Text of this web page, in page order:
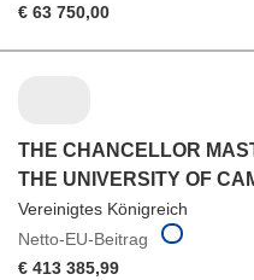
€ 63 750,00
THE CHANCELLOR
THE UNIVERSITY OF
Vereinigtes Königreich
Netto-EU-Beitrag
€ 413 385,99